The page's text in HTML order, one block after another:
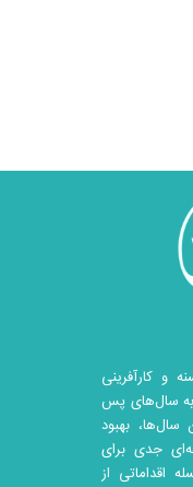
و کارآفرینی
دارد و به سال‌های پس
از دفاع مقدس برمی‌گردد. در آن سال‎‌ها، بهبود
جدی برای
اقداماتی از